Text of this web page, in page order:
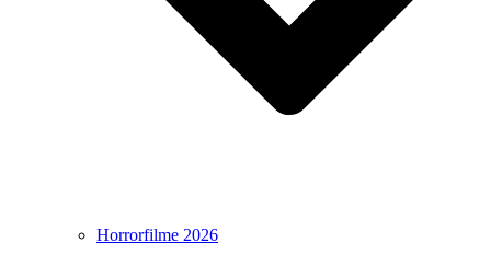
Horrorfilme 2026